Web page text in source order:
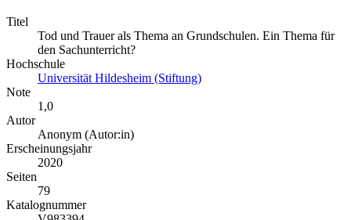
Titel
Tod und Trauer als Thema an Grundschulen. Ein Thema für
den Sachunterricht?
Hochschule
Universität Hildesheim (Stiftung)
Note
1,0
Autor
Anonym (Autor:in)
Erscheinungsjahr
2020
Seiten
79
Katalognummer